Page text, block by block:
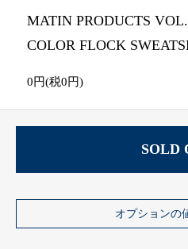
MATIN PRODUCTS
COLOR FLOCK
0円(税0円)
SOLD
オプションの